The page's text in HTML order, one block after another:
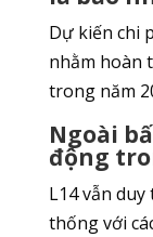
Dự kiến chi
nhằm hoàn
trong năm
Ngoài
động
L14 vẫn
thống với